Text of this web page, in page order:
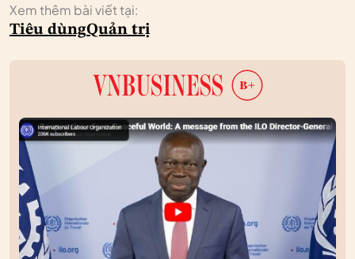
Xem thêm bài viết tại:
Tiêu dùngQuản trị